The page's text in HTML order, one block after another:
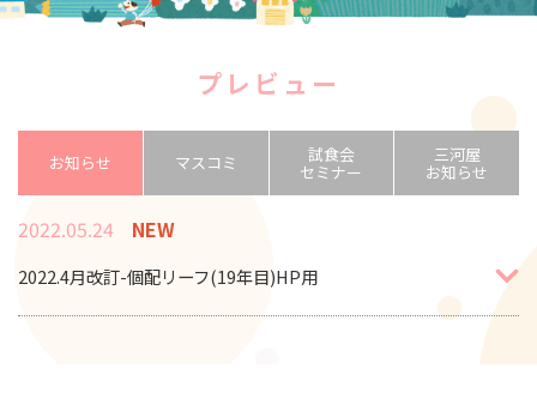
プレビュー
お知らせ マスコミ 試食会
セミナー
三河屋
お知らせ
2022.05.24 NEW
2022.4月改訂-個配リーフ(19年目)HP用